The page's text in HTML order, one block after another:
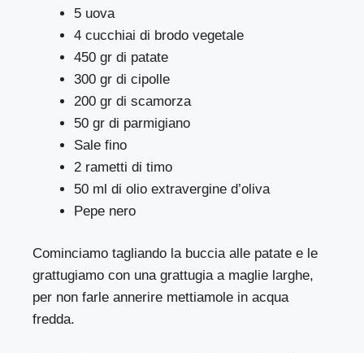
5 uova
4 cucchiai di brodo vegetale
450 gr di patate
300 gr di cipolle
200 gr di scamorza
50 gr di parmigiano
Sale fino
2 rametti di timo
50 ml di olio extravergine d’oliva
Pepe nero
Cominciamo tagliando la buccia alle patate e le
grattugiamo con una grattugia a maglie larghe,
per non farle annerire mettiamole in acqua
fredda.